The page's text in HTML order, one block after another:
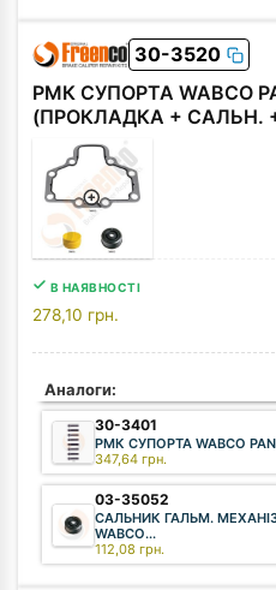
30-3520
РМК СУПОРТА WABCO
(ПРОКЛАДКА + САЛЬН.
В НАЯВНОСТІ
278,10 грн.
Аналоги:
30-3401
РМК СУПОРТА WABCO PAN
347,64 грн.
03-35052
САЛЬНИК ГАЛЬМ.
WABCO...
112,08 грн.